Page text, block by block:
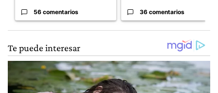
56 comentarios 36 comentarios